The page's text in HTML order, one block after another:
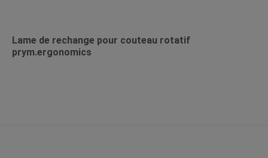
Lame de rechange pour couteau rotatif
prym.ergonomics